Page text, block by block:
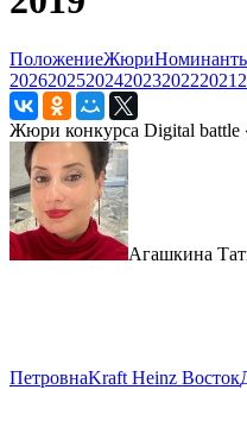
ПоложениеЖюри
202620252024202320222021
Жюри конкурса Digital battle
Агашкина
ПетровнаKraft Heinz Восток